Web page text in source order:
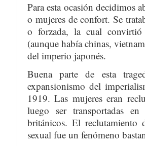
Para esta ocasión decidimos
o mujeres de confort. Se
o forzada, la cual
(aunque había chinas,
del imperio japonés.
Buena parte de esta
expansionismo del
1919. Las mujeres eran
luego ser transportadas
británicos. El reclutamiento
sexual fue un fenómeno